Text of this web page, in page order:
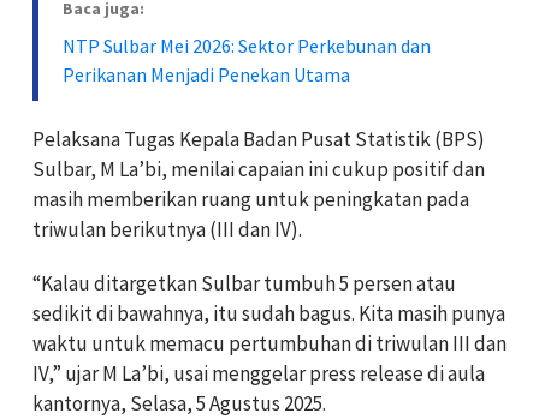
Baca juga:
NTP Sulbar Mei 2026: Sektor Perkebunan dan
Perikanan Menjadi Penekan Utama
Pelaksana Tugas Kepala Badan Pusat Statistik (BPS)
Sulbar, M La’bi, menilai capaian ini cukup positif dan
masih memberikan ruang untuk peningkatan pada
triwulan berikutnya (III dan IV).
“Kalau ditargetkan Sulbar tumbuh 5 persen atau
sedikit di bawahnya, itu sudah bagus. Kita masih punya
waktu untuk memacu pertumbuhan di triwulan III dan
IV,” ujar M La’bi, usai menggelar press release di aula
kantornya, Selasa, 5 Agustus 2025.